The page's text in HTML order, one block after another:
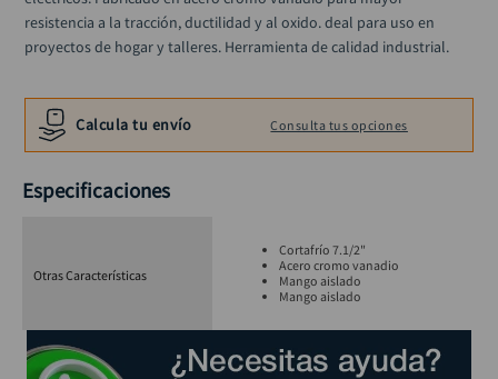
resistencia a la tracción, ductilidad y al oxido. deal para uso en
proyectos de hogar y talleres. Herramienta de calidad industrial.
Calcula tu envío Consulta tus opciones
Especificaciones
Otras Características
Cortafrío 7.1/2"
Acero cromo vanadio
Mango aislado
Mango aislado